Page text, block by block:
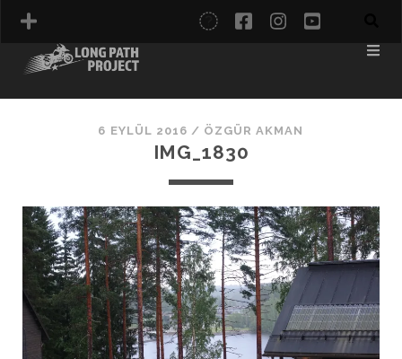
NORDKAPP
twitterfacebookinstagram
youtube
6 EYLÜL 2016 / ÖZGÜR AKMAN
IMG_1830